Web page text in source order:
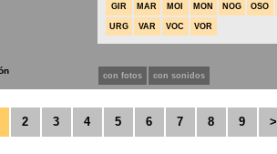
GIR MAR MOI MON NOG OSO
URG VAR VOC VOR
con fotos con sonidos
2 3 4 5 6 7 8 9 >